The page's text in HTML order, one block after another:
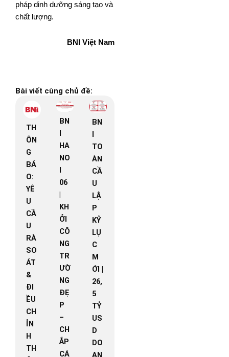
pháp dinh dưỡng sáng tạo và
chất lượng.
BNI Việt Nam
Bài viết cùng chủ đề:
TH
ÔN
G
BÁ
O:
YÊ
U
CẦ
U
RÀ
SO
ÁT
&
ĐI
ỀU
CH
ỈN
H
TH
BN
I
HA
NO
I
06
|
KH
ỞI
CÔ
NG
TR
ƯỜ
NG
ĐẸ
P
–
CH
ẮP
CÁ
BN
I
TO
ÀN
CẦ
U
LẬ
P
KỶ
LỤ
C
M
ỚI |
26,
5
TỶ
US
D
DO
AN